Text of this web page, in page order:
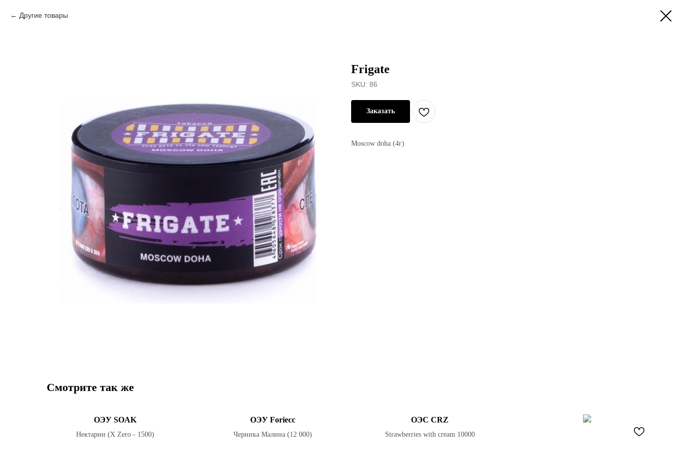
Другие товары
Frigate
SKU: 86
Заказать
Moscow doha (4г)
Смотрите так же
ОЭУ SOAK
Нектарин (X Zero - 1500)
ОЭУ Foriecc
Черника Малина (12 000)
ОЭС CRZ
Strawberries with cream 10000